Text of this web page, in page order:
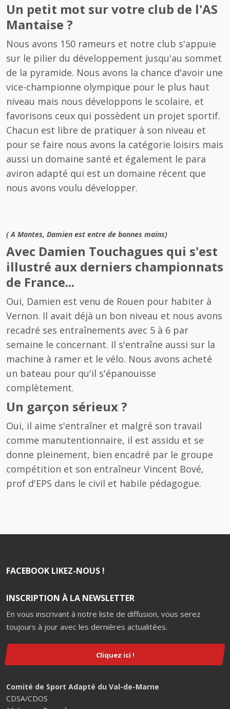
Un petit mot sur votre club de l'AS
Mantaise ?
Nous avons 150 rameurs et notre club s'appuie
sur le pilier du développement jusqu'au sommet
de la pyramide. Nous avons la chance d'avoir une
vice-championne olympique pour le plus haut
niveau mais nous développons le scolaire, et
favorisons ceux qui possèdent un projet sportif.
Chacun est libre de pratiquer à son niveau et
pour se faire nous avons la catégorie loisirs mais
aussi un domaine santé et également le para
aviron adapté qui est un domaine récent que
nous avons voulu développer.
( A Mantes, Damien est entre de bonnes mains)
Avec Damien Touchagues qui s'est
illustré aux derniers championnats
de France...
Oui, Damien est venu de Rouen pour habiter à
Vernon. Il avait déjà un bon niveau et nous avons
recadré ses entraînements avec 5 à 6 par
semaine le concernant. Il s'entraîne aussi sur la
machine à ramer et le vélo. Nous avons acheté
un bateau pour qu'il s'épanouisse
complètement.
Un garçon sérieux ?
Oui, il aime s'entraîner et malgré son travail
comme manutentionnaire, il est assidu et se
donne pleinement, bien encadré par le groupe
compétition et son entraîneur Vincent Bové,
prof d'EPS dans le civil et habile pédagogue.
FACEBOOK LIKEZ-NOUS !
INSCRIPTION À LA NEWSLETTER
En vous inscrivant à notre liste de diffusion, vous serez
toujours à jour avec les dernières actualitées.
Cliquez ici !
Comité de Sport Adapté du Val-de-Marne
CDSA/CDOS